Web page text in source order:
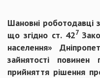
Шановні роботодавці
що згідно ст. 427
населення»
зайнятості
прийняття рішення